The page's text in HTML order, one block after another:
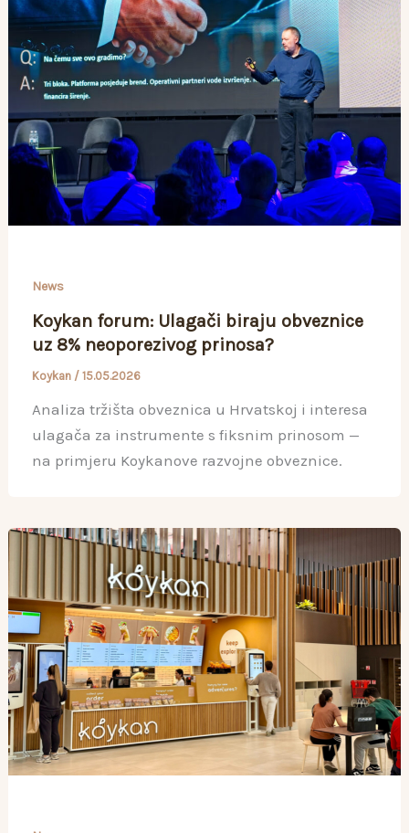
News
Koykan forum: Ulagači biraju obveznice
uz 8% neoporezivog prinosa?
Koykan / 15.05.2026
Analiza tržišta obveznica u Hrvatskoj i interesa
ulagača za instrumente s fiksnim prinosom —
na primjeru Koykanove razvojne obveznice.